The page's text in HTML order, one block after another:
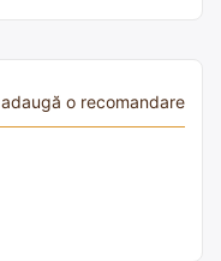
adaugă o recomandare